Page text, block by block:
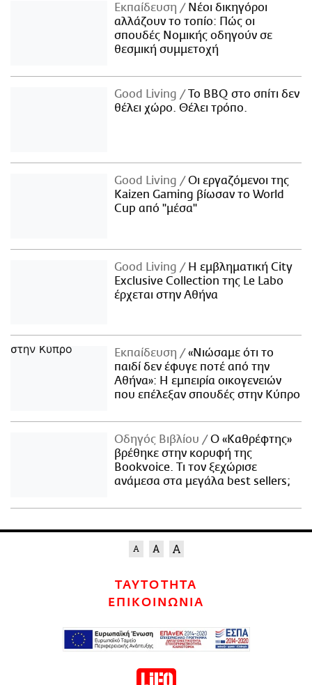
Εκπαίδευση
Νέοι δικηγόροι
αλλάζουν το τοπίο: Πώς οι
σπουδές Νομικής οδηγούν σε
θεσμική συμμετοχή
Good Living
Το BBQ στο σπίτι δεν
θέλει χώρο. Θέλει τρόπο.
Good Living
Οι εργαζόμενοι της
Kaizen Gaming βίωσαν το World
Cup από "μέσα"
Good Living
Η εμβληματική City
Exclusive Collection της Le Labo
έρχεται στην Αθήνα
Εκπαίδευση
«Νιώσαμε ότι το
παιδί δεν έφυγε ποτέ από την
Αθήνα»: Η εμπειρία οικογενειών
που επέλεξαν σπουδές στην Κύπρο
Οδηγός Βιβλίου
Ο «Καθρέφτης»
βρέθηκε στην κορυφή της
Bookvoice. Τι τον ξεχώρισε
ανάμεσα στα μεγάλα best sellers;
ΤΑΥΤΟΤΗΤΑ
ΕΠΙΚΟΙΝΩΝΙΑ